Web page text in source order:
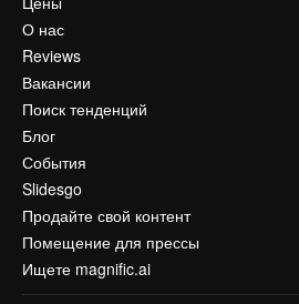
О нас
Reviews
Вакансии
Поиск тенденций
Блог
События
Slidesgo
Продайте свой контент
Помещение для прессы
Ищете magnific.ai